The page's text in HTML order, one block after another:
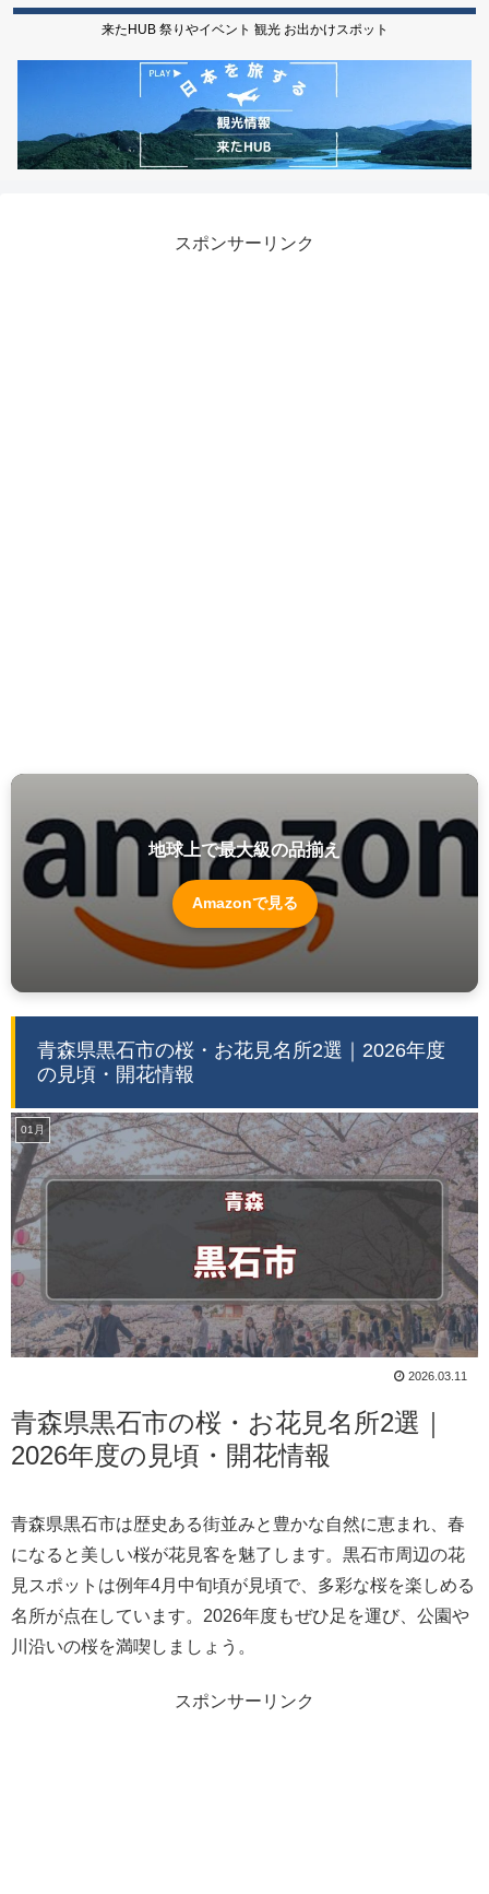
来たHUB 祭りやイベント 観光 お出かけスポット
スポンサーリンク
地球上で最大級の品揃え
Amazonで見る
青森県黒石市の桜・お花見名所2選｜2026年度
の見頃・開花情報
01月
2026.03.11
青森県黒石市の桜・お花見名所2選｜
2026年度の見頃・開花情報
青森県黒石市は歴史ある街並みと豊かな自然に恵まれ、春
になると美しい桜が花見客を魅了します。黒石市周辺の花
見スポットは例年4月中旬頃が見頃で、多彩な桜を楽しめる
名所が点在しています。2026年度もぜひ足を運び、公園や
川沿いの桜を満喫しましょう。
スポンサーリンク